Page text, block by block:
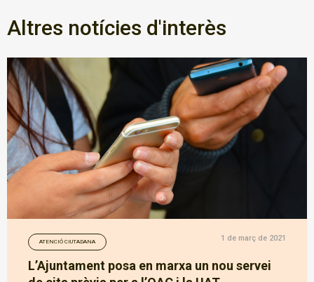
Altres notícies d'interès
ATENCIÓ CIUTADANA 1 de març de 2021
L’Ajuntament posa en marxa un nou servei